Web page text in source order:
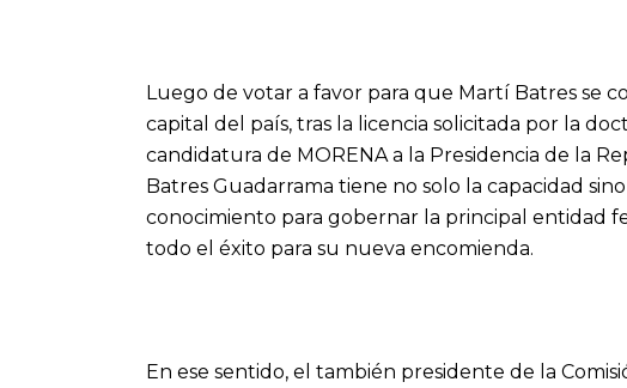
Luego de votar a favor para que Martí Batres se
capital del país, tras la licencia solicitada por la
candidatura de MORENA a la Presidencia de la
Batres Guadarrama tiene no solo la capacidad
conocimiento para gobernar la principal entidad
todo el éxito para su nueva encomienda.
En ese sentido, el también presidente de la